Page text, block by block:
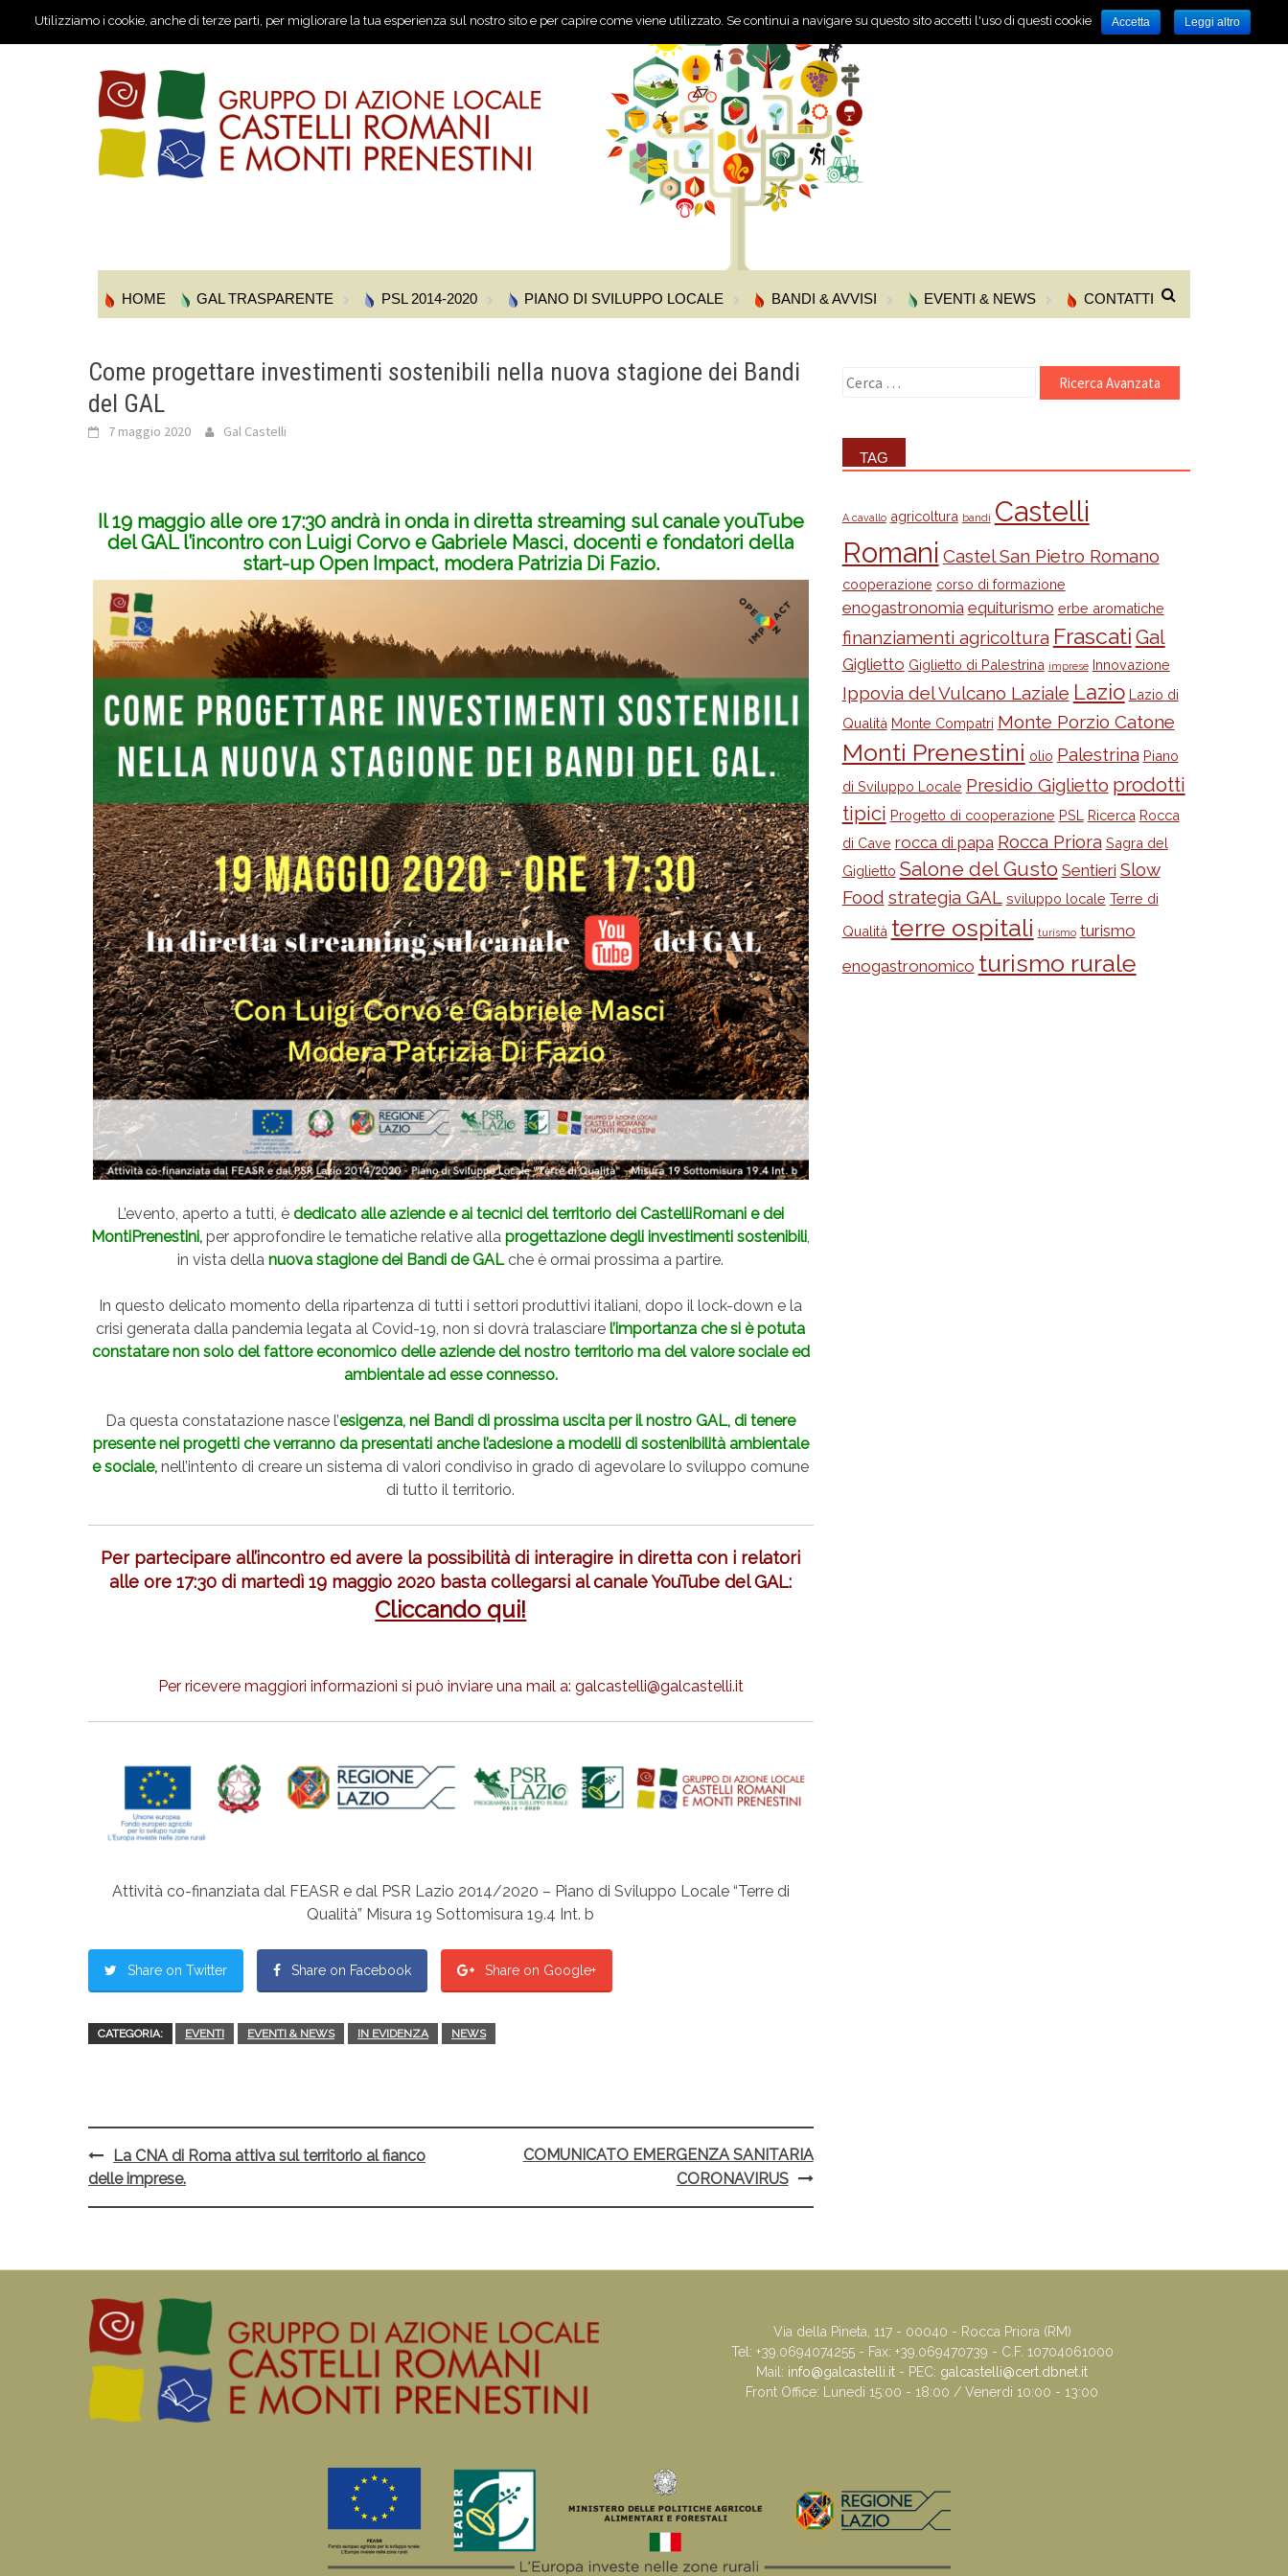
HOME GAL TRASPARENTE PSL 2014-2020 PIANO DI SVILUPPO LOCALE BANDI & AVVISI EVENTI & NEWS CONTATTI
Come progettare investimenti sostenibili nella nuova stagione dei Bandi
del GAL
7 maggio 2020 Gal Castelli
Il 19 maggio alle ore 17:30 andrà in onda in diretta streaming sul canale youTube
del GAL l’incontro con Luigi Corvo e Gabriele Masci, docenti e fondatori della
start-up Open Impact, modera Patrizia Di Fazio.
L’evento, aperto a tutti, èdedicato alle aziende e ai tecnici del territorio dei CastelliRomani e dei
MontiPrenestini, per approfondire le tematiche relative allaprogettazione degli investimenti sostenibili,
in vista dellanuova stagione dei Bandi de GALche è ormai prossima a partire.
In questo delicato momento della ripartenza di tutti i settori produttivi italiani, dopo il lock-down e la
crisi generata dalla pandemia legata al Covid-19, non si dovrà tralasciarel’importanza che si è potuta
constatare non solo del fattore economico delle aziende del nostro territorio ma del valore sociale ed
ambientale ad esse connesso.
Da questa constatazione nasce l’esigenza, nei Bandi di prossima uscita per il nostro GAL, di tenere
presente nei progetti che verranno da presentati anche l’adesione a modelli di sostenibilità ambientale
e sociale, nell’intento di creare un sistema di valori condiviso in grado di agevolare lo sviluppo comune
di tutto il territorio.
Per partecipare all’incontro ed avere la possibilità di interagire in diretta con i relatori
alle ore 17:30 di martedì 19 maggio 2020 basta collegarsi al canale YouTube del GAL:
Cliccando qui!
Per ricevere maggiori informazioni si può inviare una mail a: galcastelli@galcastelli.it
Attività co-finanziata dal FEASR e dal PSR Lazio 2014/2020 – Piano di Sviluppo Locale “Terre di
Qualità” Misura 19 Sottomisura 19.4 Int. b
Share on Twitter Share on Facebook Share on Google+
CATEGORIA: EVENTI EVENTI & NEWS IN EVIDENZA NEWS
Post
navigation
La CNA di Roma attiva sul territorio al fianco
delle imprese.
COMUNICATO EMERGENZA SANITARIA
CORONAVIRUS
Ricerca
TAG
A cavallo agricoltura bandi Castelli
Romani Castel San Pietro Romano
cooperazione corso di formazione
enogastronomia equiturismo erbe aromatiche
finanziamenti agricoltura Frascati Gal
Giglietto Giglietto di Palestrina imprese Innovazione
Ippovia del Vulcano Laziale Lazio Lazio di
Qualità Monte Compatri Monte Porzio Catone
Monti Prenestini olio Palestrina Piano
di Sviluppo Locale Presidio Giglietto prodotti
tipici Progetto di cooperazione PSL Ricerca Rocca
di Cave rocca di papa Rocca Priora Sagra del
Giglietto Salone del Gusto Sentieri Slow
Food strategia GAL sviluppo locale Terre di
Qualità terre ospitali turismo turismo
enogastronomico turismo rurale
Via della Pineta, 117 - 00040 - Rocca Priora (RM)
Tel: +39.0694074255 - Fax: +39.069470739 - C.F. 10704061000
Mail: info@galcastelli.it - PEC: galcastelli@cert.dbnet.it
Front Office: Lunedi 15:00 - 18:00 / Venerdi 10:00 - 13:00
Utilizziamo i cookie, anche di terze parti, per migliorare la tua esperienza sul nostro sito e per capire come viene utilizzato. Se continui a navigare su questo sito accetti l'uso di questi cookie Accetta Leggi altro